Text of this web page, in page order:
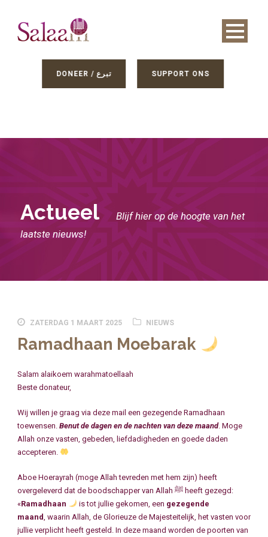
DONEER / تبرع SUPPORT ONS
Actueel
Blijf hier op de hoogte van het
laatste nieuws!
ZATERDAG 1 MAART 2025 NIEUWS
Ramadhaan Moebarak
Salam alaikoem warahmatoellaah
Beste donateur,
Wij willen je graag via deze mail een gezegende Ramadhaan
toewensen. Benut de dagen en de nachten van deze maand. Moge
Allah onze vasten, gebeden, liefdadigheden en goede daden
accepteren.
Aboe Hoerayrah (moge Allah tevreden met hem zijn) heeft
overgeleverd dat de boodschapper van Allah ﷺ heeft gezegd:
«Ramadhaan is tot jullie gekomen, een gezegende
maand, waarin Allah, de Glorieuze de Majesteitelijk, het vasten voor
jullie verplicht heeft gesteld. In deze maand worden de poorten van